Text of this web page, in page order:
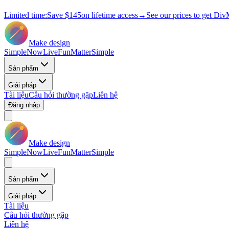
Limited time:Save $145on lifetime access→ See our prices to get
Make design
SimpleNowLiveFunMatterSimple
Sản phẩm
Giải pháp
Tài liệuCâu hỏi thường gặpLiên hệ
Đăng nhập
Make design
SimpleNowLiveFunMatterSimple
Sản phẩm
Giải pháp
Tài liệu
Câu hỏi thường gặp
Liên hệ